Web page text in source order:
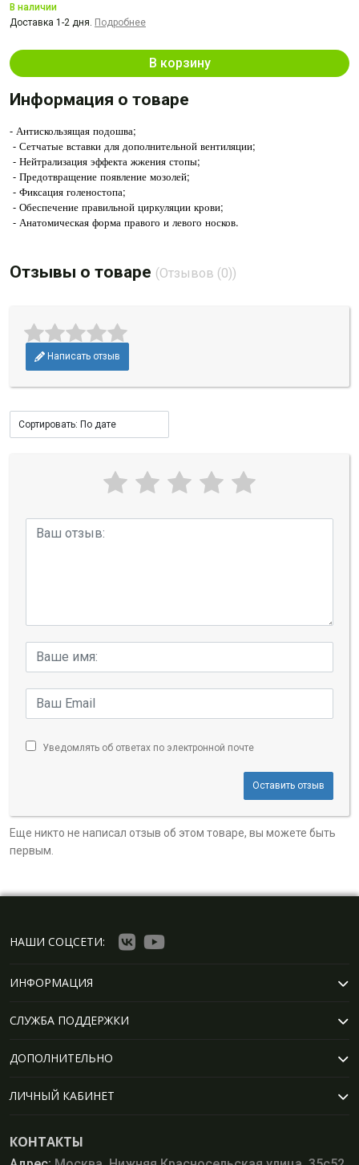
В корзину
В наличии
Доставка 1-2 дня. Подробнее
Информация о товаре
⁃ Антискользящая подошва;
⁃ Сетчатые вставки для дополнительной вентиляции;
⁃ Нейтрализация эффекта жжения стопы;
⁃ Предотвращение появление мозолей;
⁃ Фиксация голеностопа;
⁃ Обеспечение правильной циркуляции крови;
⁃ Анатомическая форма правого и левого носков.
Отзывы о товаре (Отзывов (0))
Написать отзыв
Уведомлять об ответах по электронной почте
Оставить отзыв
Еще никто не написал отзыв об этом товаре, вы можете быть
первым.
НАШИ СОЦСЕТИ:
ИНФОРМАЦИЯ
СЛУЖБА ПОДДЕРЖКИ
ДОПОЛНИТЕЛЬНО
ЛИЧНЫЙ КАБИНЕТ
КОНТАКТЫ